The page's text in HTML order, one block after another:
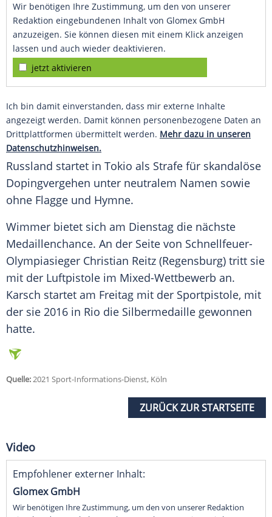
Wir benötigen Ihre Zustimmung, um den von unserer
Redaktion eingebundenen Inhalt von Glomex GmbH
anzuzeigen. Sie können diesen mit einem Klick anzeigen
lassen und auch wieder deaktivieren.
jetzt aktivieren
Ich bin damit einverstanden, dass mir externe Inhalte
angezeigt werden. Damit können personenbezogene Daten an
Drittplattformen übermittelt werden. Mehr dazu in unseren
Datenschutzhinweisen.
Russland startet in Tokio als Strafe für skandalöse
Dopingvergehen unter neutralem Namen sowie
ohne Flagge und Hymne.
Wimmer bietet sich am Dienstag die nächste
Medaillenchance. An der Seite von Schnellfeuer-
Olympiasieger Christian Reitz (Regensburg) tritt sie
mit der Luftpistole im Mixed-Wettbewerb an.
Karsch startet am Freitag mit der Sportpistole, mit
der sie 2016 in Rio die Silbermedaille gewonnen
hatte.
Quelle:2021 Sport-Informations-Dienst, Köln
ZURÜCK ZUR STARTSEITE
Video
Empfohlener externer Inhalt:
Glomex GmbH
Wir benötigen Ihre Zustimmung, um den von unserer Redaktion